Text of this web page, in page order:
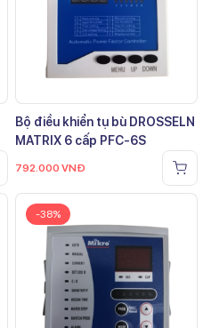
Bộ điều khiển tụ bù DROSSELN
MATRIX 6 cấp PFC-6S
792.000 VNĐ
-38%